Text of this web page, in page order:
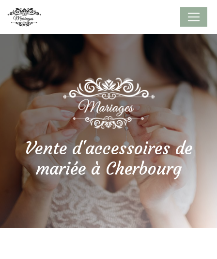
Vente d'accessoires de
mariée à Cherbourg
Panneau de gestion des cookies